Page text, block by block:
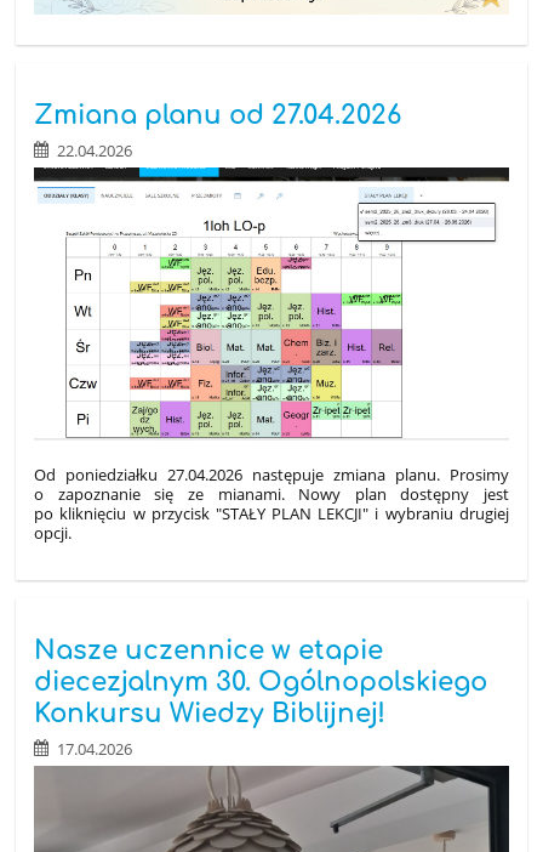
Zmiana planu od 27.04.2026
22.04.2026
Od poniedziałku 27.04.2026 następuje zmiana planu. Prosimy
o zapoznanie się ze mianami. Nowy plan dostępny jest
po kliknięciu w przycisk "STAŁY PLAN LEKCJI" i wybraniu drugiej
opcji.
Nasze uczennice w etapie
diecezjalnym 30. Ogólnopolskiego
Konkursu Wiedzy Biblijnej!
17.04.2026